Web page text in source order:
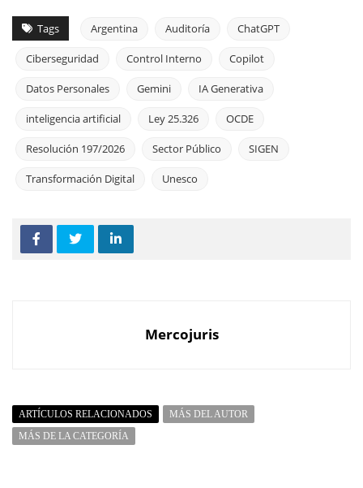
Tags Argentina Auditoría ChatGPT
Ciberseguridad Control Interno Copilot
Datos Personales Gemini IA Generativa
inteligencia artificial Ley 25.326 OCDE
Resolución 197/2026 Sector Público SIGEN
Transformación Digital Unesco
Mercojuris
ARTÍCULOS RELACIONADOS
MÁS DEL AUTOR
MÁS DE LA CATEGORÍA